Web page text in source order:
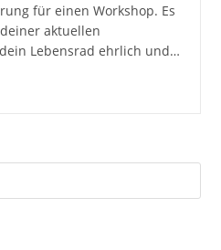
für einen Workshop. Es
aktuellen
Lebensrad ehrlich und…